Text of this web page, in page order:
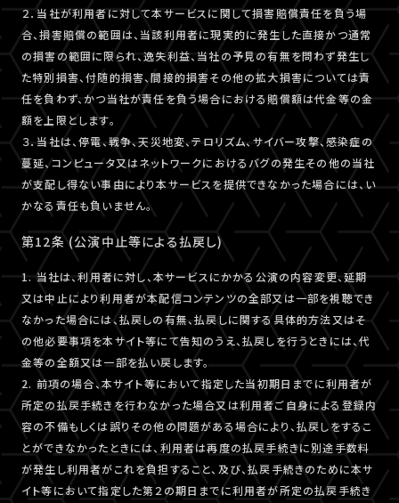
２．当社が利用者に対して本サービスに関して損害賠償責任を負う場
合、損害賠償の範囲は、当該利用者に現実的に発生した直接かつ通常
の損害の範囲に限られ、逸失利益、当社の予見の有無を問わず発生し
た特別損害、付随的損害、間接的損害その他の拡大損害については責
任を負わず、かつ当社が責任を負う場合における賠償額は代金等の金
額を上限とします。
３．当社は、停電、戦争、天災地変、テロリズム、サイバー攻撃、感染症の
蔓延、コンピュータ又はネットワークにおけるバグの発生その他の当社
が支配し得ない事由により本サービスを提供できなかった場合には、い
かなる責任も負いません。
第12条 (公演中止等による払戻し)
1. 当社は、利用者に対し、本サービスにかかる公演の内容変更、延期
又は中止により利用者が本配信コンテンツの全部又は一部を視聴でき
なかった場合には、払戻しの有無、払戻しに関する具体的方法又はそ
の他必要事項を本サイト等にて告知のうえ、払戻しを行うときには、代
金等の全額又は一部を払い戻します。
2. 前項の場合、本サイト等において指定した当初期日までに利用者が
所定の払戻手続きを行わなかった場合又は利用者ご自身による登録内
容の不備もしくは誤りその他の問題がある場合により、払戻しをするこ
とができなかったときには、利用者は再度の払戻手続きに別途手数料
が発生し利用者がこれを負担すること、及び、払戻手続きのために本サ
イト等において指定した第２の期日までに利用者が所定の払戻手続き